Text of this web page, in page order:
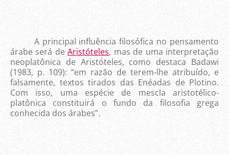
A principal influência filosófica no pensamento
árabe será deAristóteles, mas de uma interpretação
neoplatônica de Aristóteles, como destaca Badawi
(1983, p. 109): “em razão de terem-lhe atribuído, e
falsamente, textos tirados das Enéadas de Plotino.
Com isso, uma espécie de mescla aristotélico-
platônica constituirá o fundo da filosofia grega
conhecida dos árabes”.